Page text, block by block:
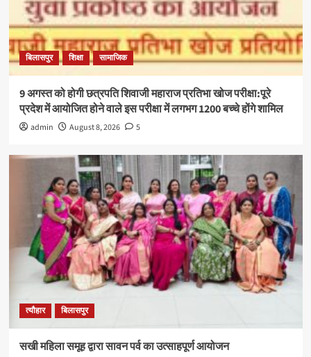
बिलासपुर शिक्षा सामाजिक
9 अगस्त को होगी छत्रपति शिवाजी महाराज प्रतिभा खोज परीक्षा:पूरे
प्रदेश में आयोजित होने वाले इस परीक्षा में लगभग 1200 बच्चे होंगे शामिल
admin August 8, 2026 5
त्यौहार बिलासपुर
सखी महिला समूह द्वारा सावन पर्व का उत्साहपूर्ण आयोजन